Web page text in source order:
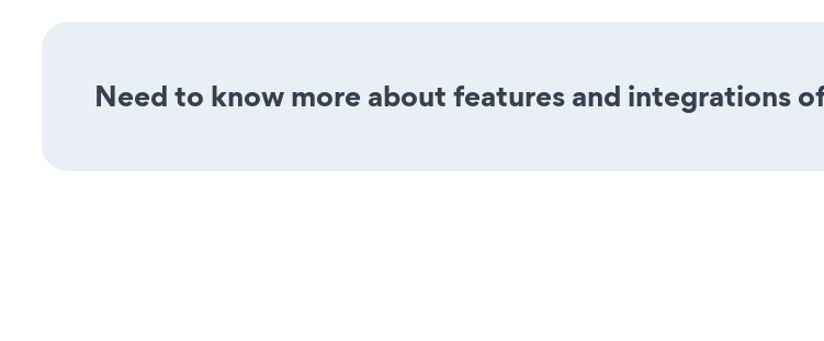
Need to know more about features and integrations